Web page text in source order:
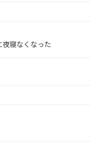
寝なくなった